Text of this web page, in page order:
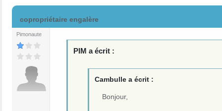
copropriétaire engalère
Pimonaute
PIM a écrit :
Cambulle a écrit :
Bonjour,